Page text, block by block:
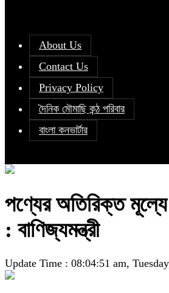
About Us
Contact Us
Privacy Policy
দৈনিক মৌমাছি কন্ঠ পরিবার
বাংলা কনভার্টার
পণ্যের অতিরিক্ত মূল্যে
: বাণিজ্যমন্ত্রী
Update Time : 08:04:51 am,